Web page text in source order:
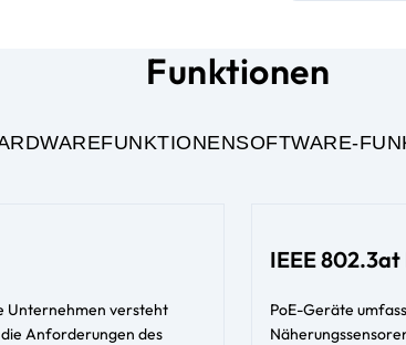
Funktionen
SOFTWARE-
Unternehmen versteht
die Anforderungen des
IEEE 802.3at
PoE-Geräte